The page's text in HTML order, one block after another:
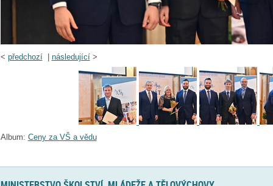
< předchozí| následující>
Album: Ceny za VŠ a vědu